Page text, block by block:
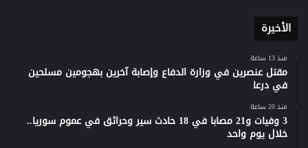
الأخيرة
منذ 13 ساعة
مقتل عنصرين في وزارة الدفاع وإصابة آخرين بهجومين مسلحين
في درعا
منذ 20 ساعة
3 وفيات و21 مصابا في 18 حادث سير وحرائق في عموم سوريا..
خلال يوم واحد